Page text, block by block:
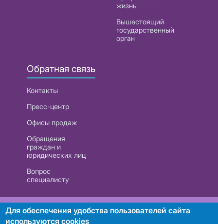
жизнь
Вышестоящий
государственный
орган
Обратная связь
Контакты
Пресс-центр
Офисы продаж
Обращения
граждан и
юридических лиц
Вопрос
специалисту
РУП «Белтелеком». УНП 101007741
Для обеспечения удобства пользователей сайта
используются cookies